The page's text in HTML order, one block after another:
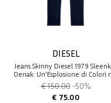
DIESEL
Jeans Skinny Diesel 1979
0enak: Un'Esplosione di Colori
Punk-Rock
€ 150.00 -50%
€ 75.00